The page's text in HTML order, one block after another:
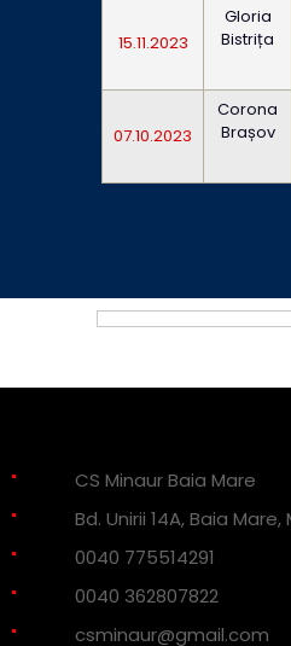
15.11.2023
Gloria
Bistrița
07.10.2023
Corona
Brașov
CS Minaur Baia Mare
Bd. Unirii 14A, Baia
0040 775514291
0040 362807822
csminaur@gmail.com